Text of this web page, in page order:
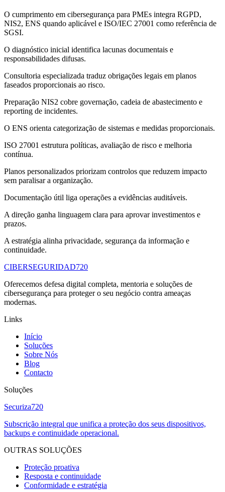
O cumprimento em cibersegurança para PMEs integra RGPD,
NIS2, ENS quando aplicável e ISO/IEC 27001 como referência de
SGSI.
O diagnóstico inicial identifica lacunas documentais e
responsabilidades difusas.
Consultoria especializada traduz obrigações legais em planos
faseados proporcionais ao risco.
Preparação NIS2 cobre governação, cadeia de abastecimento e
reporting de incidentes.
O ENS orienta categorização de sistemas e medidas proporcionais.
ISO 27001 estrutura políticas, avaliação de risco e melhoria
contínua.
Planos personalizados priorizam controlos que reduzem impacto
sem paralisar a organização.
Documentação útil liga operações a evidências auditáveis.
A direção ganha linguagem clara para aprovar investimentos e
prazos.
A estratégia alinha privacidade, segurança da informação e
continuidade.
CIBERSEGURIDAD720
Oferecemos defesa digital completa, mentoria e soluções de
cibersegurança para proteger o seu negócio contra ameaças
modernas.
Links
Início
Soluções
Sobre Nós
Blog
Contacto
Soluções
Securiza720
Subscrição integral que unifica a proteção dos seus dispositivos,
backups e continuidade operacional.
OUTRAS SOLUÇÕES
Proteção proativa
Resposta e continuidade
Conformidade e estratégia